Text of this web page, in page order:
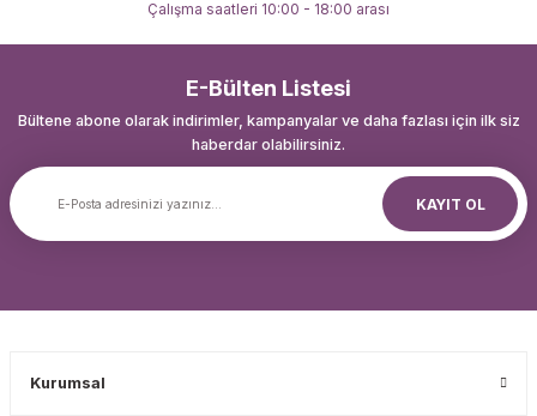
Çalışma saatleri 10:00 - 18:00 arası
E-Bülten Listesi
Bültene abone olarak indirimler, kampanyalar ve daha fazlası için ilk siz
haberdar olabilirsiniz.
KAYIT OL
Kurumsal